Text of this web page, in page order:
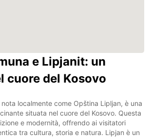
e Lipjanit: un
cuore del Kosovo
localmente come Opština Lipljan, è una
situata nel cuore del Kosovo. Questa
e modernità, offrendo ai visitatori
tra cultura, storia e natura. Lipjan è un